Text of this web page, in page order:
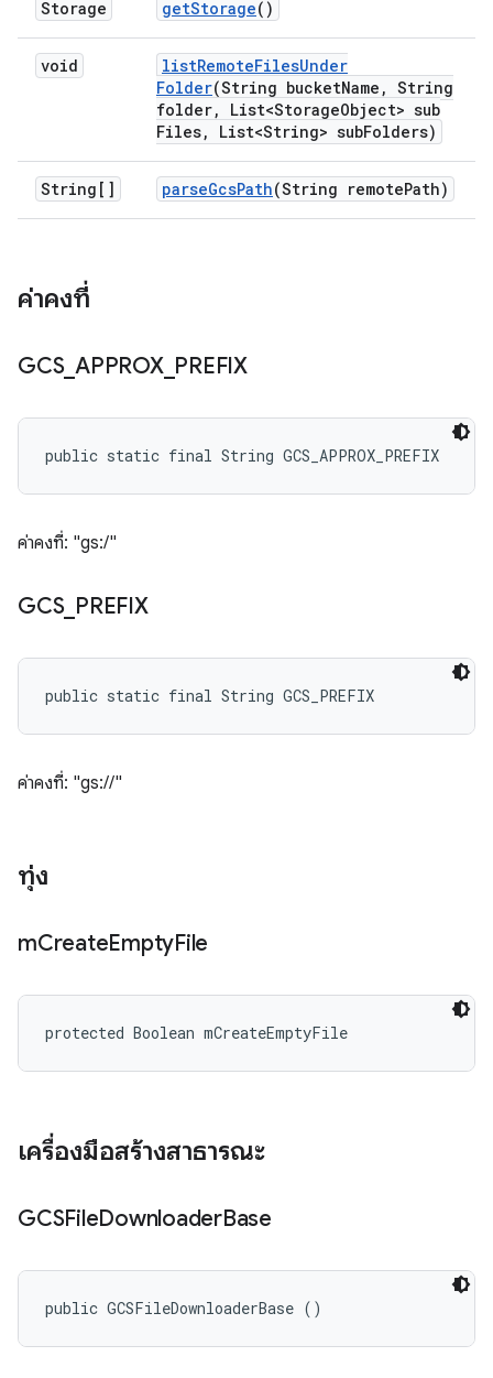
Storage getStorage()
void listRemoteFilesUnder
Folder(String bucketName , String
folder, List<StorageObject> sub
Files, List<String> subFolders)
String[] parseGcsPath(String remotePath)
ค่าคงที่
GCS_ APPROX_ PREFIX
public static final String GCS_APPROX_PREFIX
ค่าคงที่: "gs:/"
GCS_ PREFIX
public static final String GCS_PREFIX
ค่าคงที่: "gs://"
ทุ่ง
mCreateEmptyFile
protected Boolean mCreateEmptyFile
เครื่องมือสร้างสาธารณะ
GCSFileDownloaderBase
public GCSFileDownloaderBase ()